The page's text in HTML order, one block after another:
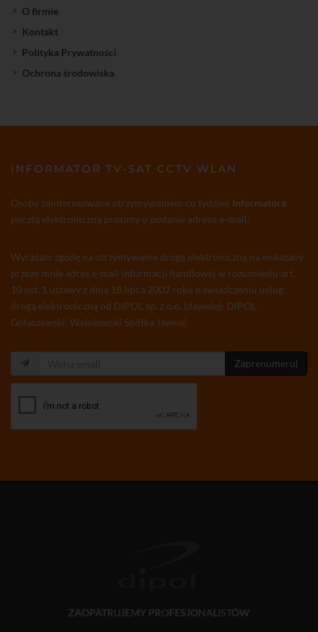
O firmie
Kontakt
Polityka Prywatności
Ochrona środowiska
INFORMATOR TV-SAT CCTV WLAN
Osoby zainteresowane otrzymywaniem co tydzień Informatora
pocztą elektroniczną prosimy o podanie adresu e-mail:
Wyrażam zgodę na otrzymywanie drogą elektroniczną na wskazany
przeze mnie adres e-mail informacji handlowej w rozumieniu art.
10 ust. 1 ustawy z dnia 18 lipca 2002 roku o świadczeniu usług
drogą elektroniczną od DIPOL sp. z o.o. (dawniej: DIPOL
Gołaszewski, Waśniowski Spółka Jawna)
Zaprenumeruj
ZAOPATRUJEMY PROFESJONALISTÓW